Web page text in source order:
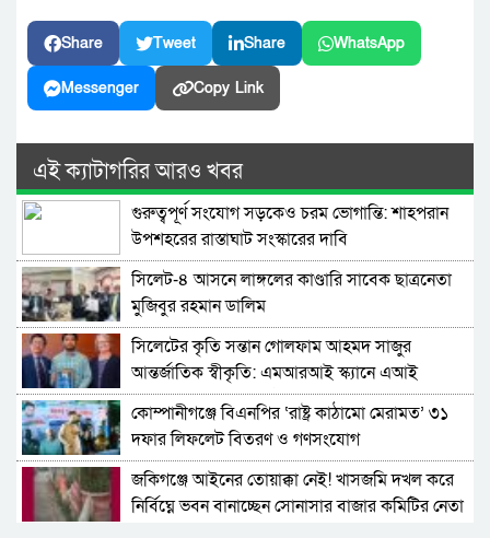
Share Tweet Share WhatsApp
Messenger Copy Link
এই ক্যাটাগরির আরও খবর
গুরুত্বপূর্ণ সংযোগ সড়কেও চরম ভোগান্তি: শাহপরান
উপশহরের রাস্তাঘাট সংস্কারের দাবি
সিলেট-৪ আসনে লাঙ্গলের কাণ্ডারি সাবেক ছাত্রনেতা
মুজিবুর রহমান ডালিম
সিলেটের কৃতি সন্তান গোলফাম আহমদ সাজুর
আন্তর্জাতিক স্বীকৃতি: এমআরআই স্ক্যানে এআই
প্রয়োগে পিএইচডি অর্জন
কোম্পানীগঞ্জে বিএনপির ‘রাষ্ট্র কাঠামো মেরামত’ ৩১
দফার লিফলেট বিতরণ ও গণসংযোগ
জকিগঞ্জে আইনের তোয়াক্কা নেই! খাসজমি দখল করে
নির্বিঘ্নে ভবন বানাচ্ছেন সোনাসার বাজার কমিটির নেতা